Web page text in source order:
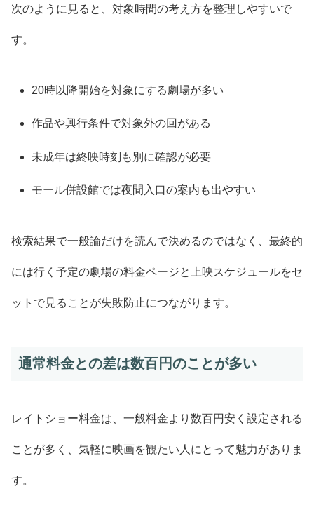
次のように見ると、対象時間の考え方を整理しやすいで
す。
20時以降開始を対象にする劇場が多い
作品や興行条件で対象外の回がある
未成年は終映時刻も別に確認が必要
モール併設館では夜間入口の案内も出やすい
検索結果で一般論だけを読んで決めるのではなく、最終的
には行く予定の劇場の料金ページと上映スケジュールをセ
ットで見ることが失敗防止につながります。
通常料金との差は数百円のことが多い
レイトショー料金は、一般料金より数百円安く設定される
ことが多く、気軽に映画を観たい人にとって魅力がありま
す。